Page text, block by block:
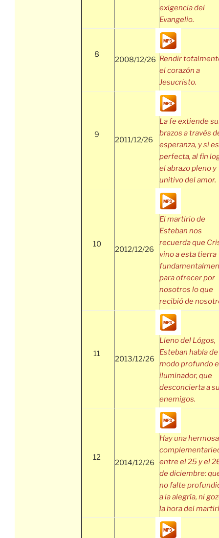
exigencia del
Evangelio.
8
2008/12/26 Rendir
el corazón a
Jesucristo.
9
2011/12/26
La fe extiende
brazos a través
esperanza, y si es
perfecta, al fin
el abrazo pleno y
unitivo del amor.
10
2012/12/26
El martirio de
Esteban nos
recuerda que
vino a esta tierra
para ofrecer por
nosotros lo que
recibió de
11
2013/12/26
Lleno del Lógos,
Esteban habla
modo profundo e
iluminador, que
desconcierta a
enemigos.
12
2014/12/26
Hay una hermosa
entre el 25 y el
de diciembre:
no falte
a la alegría, ni
la hora del